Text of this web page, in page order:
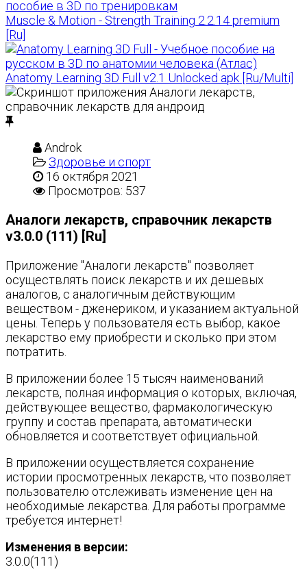
Muscle & Motion - Strength Training 2.2.14 premium
[Ru]
Anatomy Learning 3D Full v2.1 Unlocked apk [Ru/Multi]
Androk
Здоровье и спорт
16 октября 2021
Просмотров: 537
Аналоги лекарств, справочник лекарств
v3.0.0 (111) [Ru]
Приложение "Аналоги лекарств" позволяет
осуществлять поиск лекарств и их дешевых
аналогов, с аналогичным действующим
веществом - дженериком, и указанием актуальной
цены. Теперь у пользователя есть выбор, какое
лекарство ему приобрести и сколько при этом
потратить.
В приложении более 15 тысяч наименований
лекарств, полная информация о которых, включая,
действующее вещество, фармакологическую
группу и состав препарата, автоматически
обновляется и соответствует официальной.
В приложении осуществляется сохранение
истории просмотренных лекарств, что позволяет
пользователю отслеживать изменение цен на
необходимые лекарства. Для работы программе
требуется интернет!
Изменения в версии:
3.0.0(111)